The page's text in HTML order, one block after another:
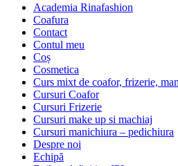
Academia Rinafashion
Coafura
Contact
Contul meu
Coș
Cosmetica
Curs mixt de coafor, frizerie,
Cursuri Coafor
Cursuri Frizerie
Cursuri make up si machiaj
Cursuri manichiura – pedichiura
Despre noi
Echipă